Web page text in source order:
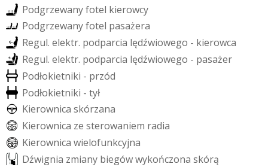
Podgrzewanyfotel kierowcy
Podgrzewanyfotel pasażera
Regul. elektr. podparcia lędźwiowego - kierowca
Regul. elektr. podparcia lędźwiowego - pasażer
Podłokietniki - przód
Podłokietniki - tył
Kierownica skórzana
Kierownica ze sterowaniem radia
Kierownica wielofunkcyjna
Dźwignia zmiany biegówwykończona skórą